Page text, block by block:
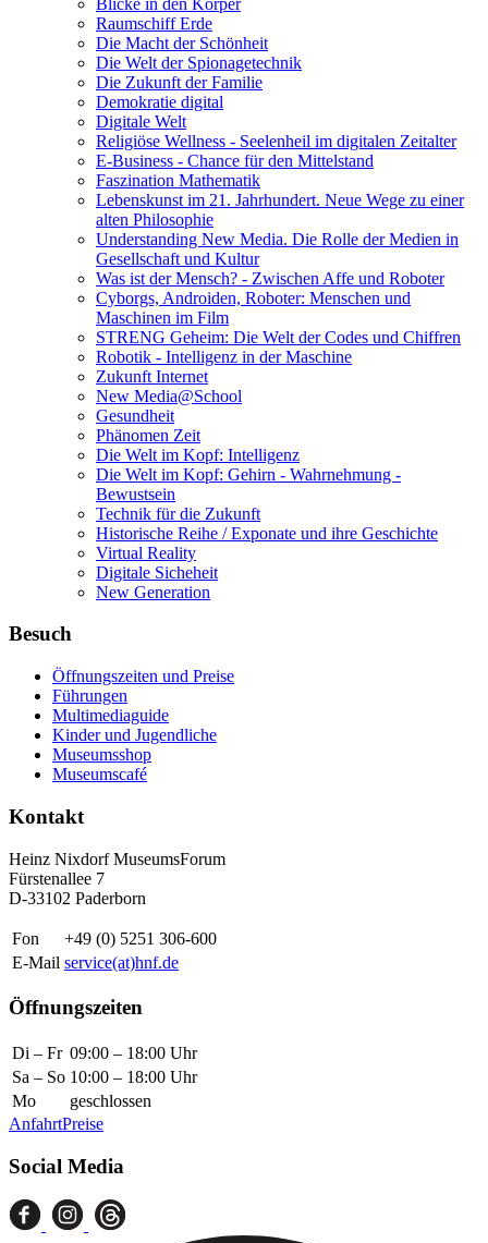
Raumschiff Erde
Die Macht der Schönheit
Die Welt der Spionagetechnik
Die Zukunft der Familie
Demokratie digital
Digitale Welt
Religiöse Wellness - Seelenheil im digitalen Zeitalter
E-Business - Chance für den Mittelstand
Faszination Mathematik
Lebenskunst im 21. Jahrhundert. Neue Wege zu einer
alten Philosophie
Understanding New Media. Die Rolle der Medien in
Gesellschaft und Kultur
Was ist der Mensch? - Zwischen Affe und Roboter
Cyborgs, Androiden, Roboter: Menschen und
Maschinen im Film
STRENG Geheim: Die Welt der Codes und Chiffren
Robotik - Intelligenz in der Maschine
Zukunft Internet
New Media@School
Gesundheit
Phänomen Zeit
Die Welt im Kopf: Intelligenz
Die Welt im Kopf: Gehirn - Wahrnehmung -
Bewustsein
Technik für die Zukunft
Historische Reihe / Exponate und ihre Geschichte
Virtual Reality
Digitale Sicheheit
New Generation
Besuch
Öffnungszeiten und Preise
Führungen
Multimediaguide
Kinder und Jugendliche
Museumsshop
Museumscafé
Kontakt
Heinz Nixdorf MuseumsForum
Fürstenallee 7
D-33102 Paderborn
Fon
+49 (0) 5251 306-600
E-Mail service(at)hnf.de
Öffnungszeiten
Di – Fr 09:00 – 18:00 Uhr
Sa – So 10:00 – 18:00 Uhr
Mo
geschlossen
AnfahrtPreise
Social Media